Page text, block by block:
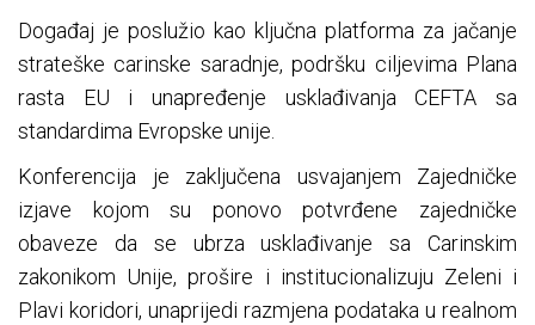
Događaj je poslužio kao ključna platforma za jačanje
strateške carinske saradnje, podršku ciljevima Plana
rasta EU i unapređenje usklađivanja CEFTA sa
standardima Evropske unije.
Konferencija je zaključena usvajanjem Zajedničke
izjave kojom su ponovo potvrđene zajedničke
obaveze da se ubrza usklađivanje sa Carinskim
zakonikom Unije, prošire i institucionalizuju Zeleni i
Plavi koridori, unaprijedi razmjena podataka u realnom